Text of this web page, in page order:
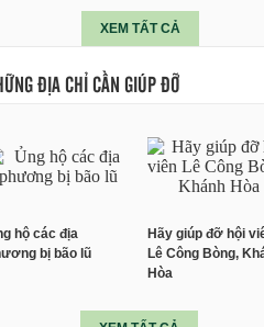
XEM TẤT CẢ
ĐỊA CHỈ CẦN GIÚP ĐỠ
hộ các địa
bị bão lũ
Hãy giúp đỡ hội
Lê Công Bòng,
Hòa